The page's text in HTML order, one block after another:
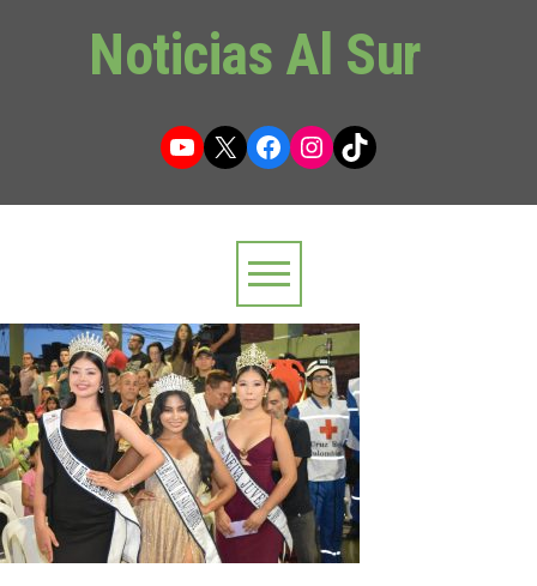
Noticias Al Sur
YouTube
X Facebook
Instagram
TikTok